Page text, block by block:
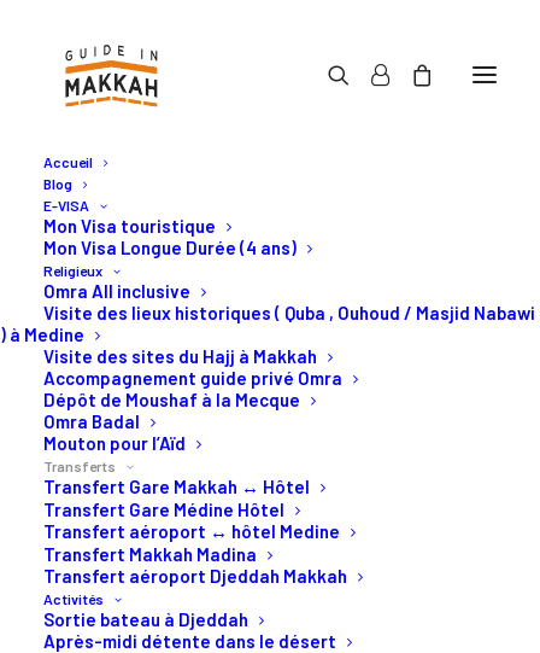
Accueil
Blog
E-VISA
Mon Visa touristique
Mon Visa Longue Durée (4 ans)
Religieux
Omra All inclusive
Visite des lieux historiques ( Quba , Ouhoud / Masjid Nabawi
) à Medine
Visite des sites du Hajj à Makkah
Accompagnement guide privé Omra
Dépôt de Moushaf à la Mecque
Omra Badal
Mouton pour l’Aïd
Transferts
Transfert Gare Makkah ↔ Hôtel
Transfert Gare Médine Hôtel
Transfert aéroport ↔ hôtel Medine
Transfert Makkah Madina
Transfert aéroport Djeddah Makkah
Activités
Sortie bateau à Djeddah
Après-midi détente dans le désert
Vos transferts Omra ou
Hajj en Arabie Saoudite
Transferts Omra ou Hajj privé
de Makkah, Djeddah, Médine.